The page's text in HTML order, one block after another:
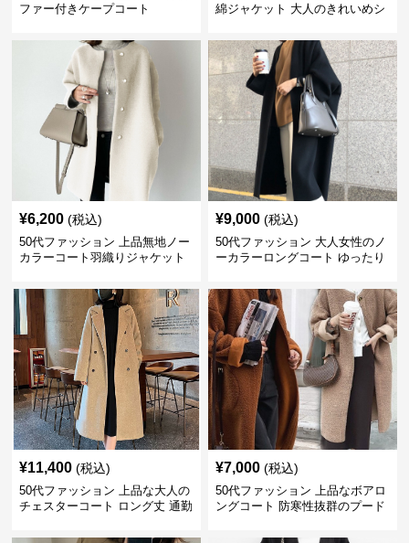
ファー付きケープコート
綿ジャケット 大人のきれいめシ
¥6,200 (税込)
50代ファッション 上品無地ノー
カラーコート羽織りジャケット
¥9,000 (税込)
50代ファッション 大人女性のノ
ーカラーロングコート ゆったり
¥11,400 (税込)
50代ファッション 上品な大人の
チェスターコート ロング丈 通勤
¥7,000 (税込)
50代ファッション 上品なボアロ
ングコート 防寒性抜群のプード